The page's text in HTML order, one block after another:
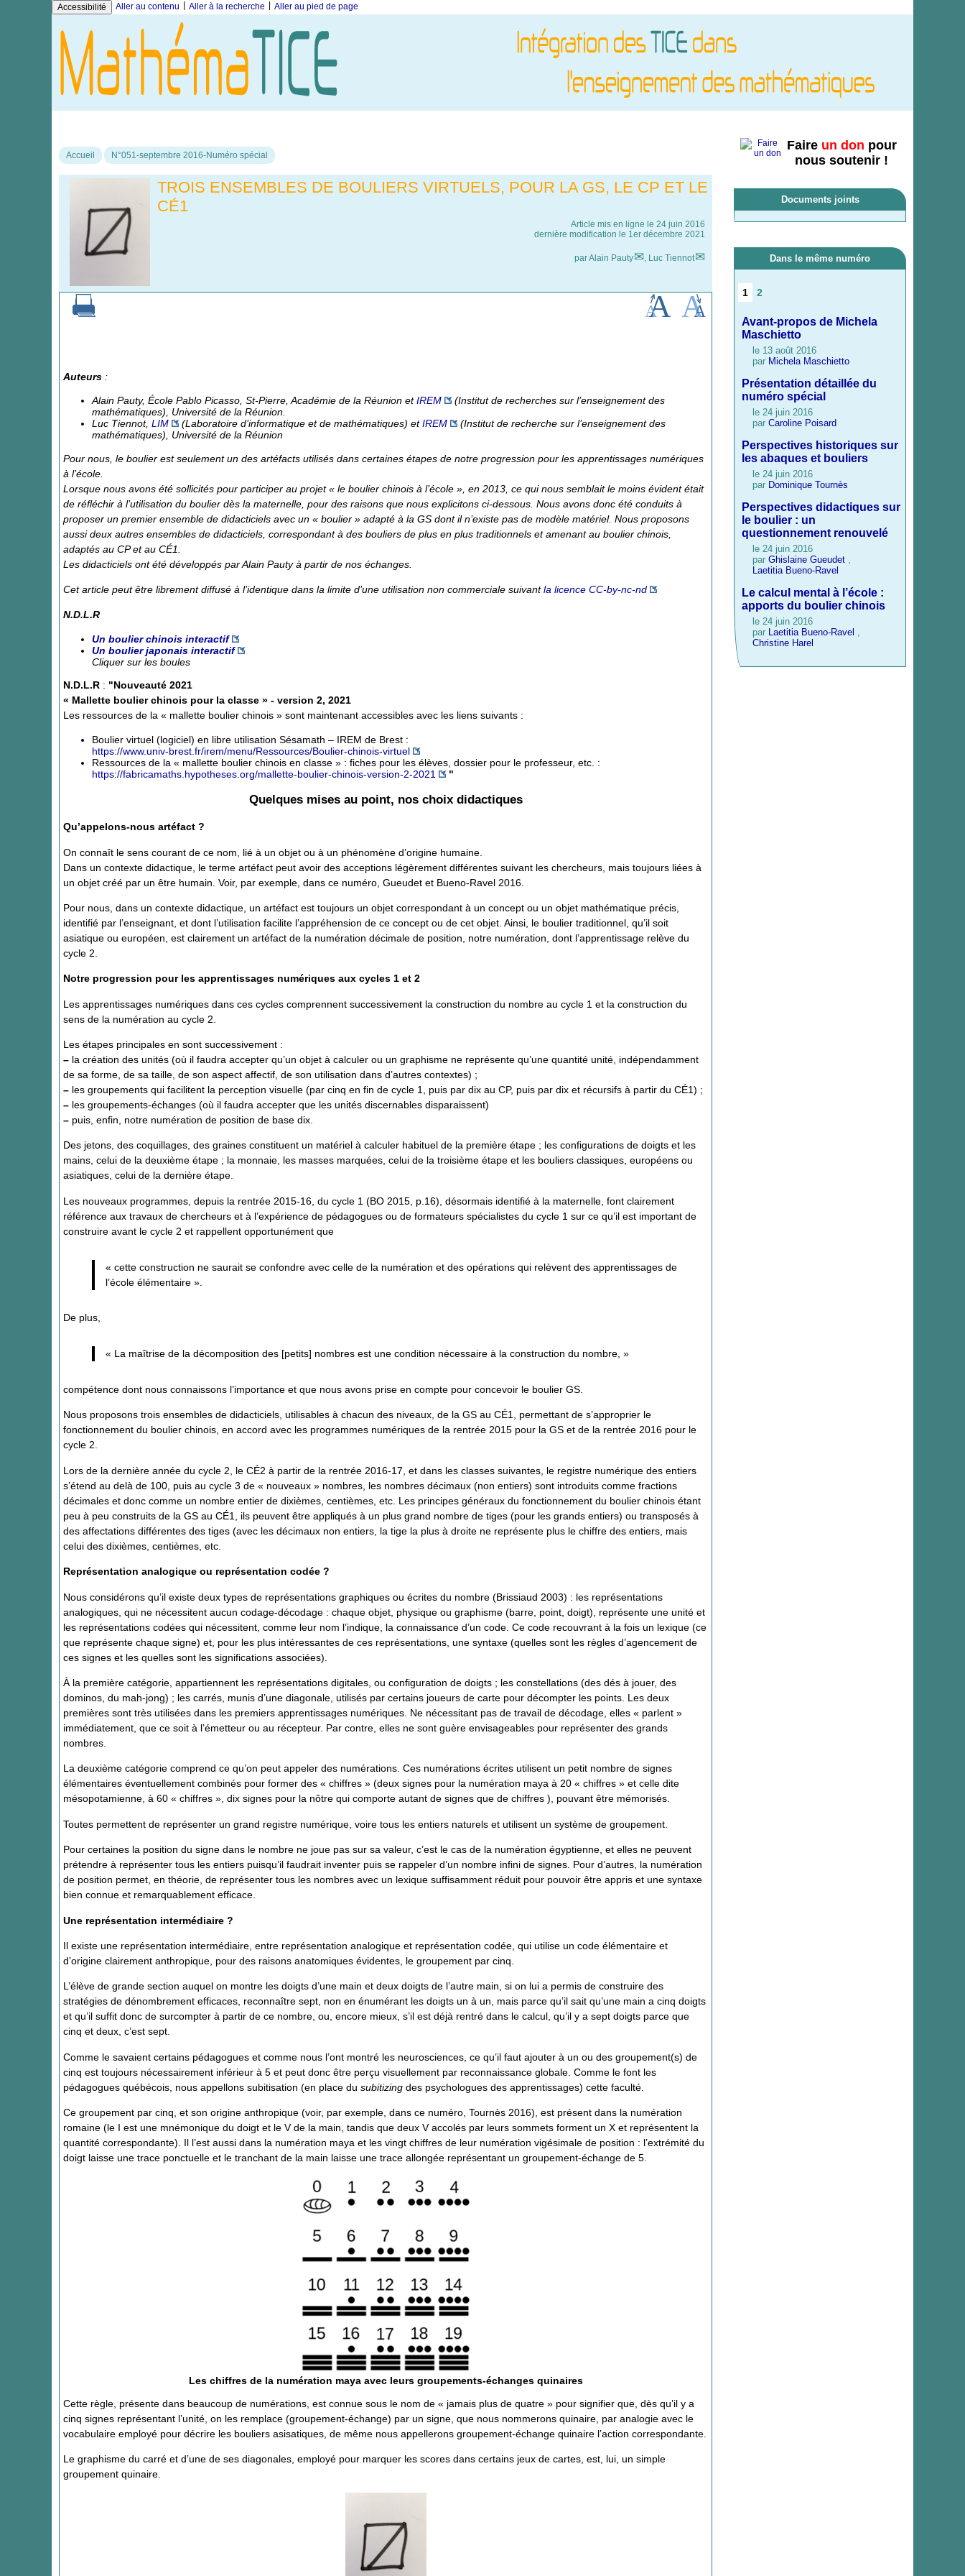
Accessibilité Aller au contenu Aller à la recherche Aller au pied de page
Accueil N°051-septembre 2016-Numéro spécial
TROIS ENSEMBLES DE BOULIERS VIRTUELS, POUR LA GS, LE CP ET LE
CÉ1
Article mis en ligne le 24 juin 2016
dernière modification le 1er décembre 2021
parAlain Pauty , Luc Tiennot
Auteurs :
Alain Pauty, École Pablo Picasso, St-Pierre, Académie de la Réunion etIREM
(Institut de recherches sur l’enseignement des
mathématiques), Université de la Réunion.
Luc Tiennot, LIM (Laboratoire d’informatique et de mathématiques) etIREM
(Institut de recherche sur l’enseignement des
mathématiques), Université de la Réunion
Pour nous, le boulier est seulementun des artéfacts utilisés dans certaines étapes de notre progression pour les apprentissages numériques
à l’école.
Lorsque nous avons été sollicités pour participer au projet « le boulier chinois à l’école », en 2013, ce qui nous semblait le moins évident était
de réfléchir à l’utilisation du boulier dès la maternelle, pour des raisons que nous explicitons ci-dessous. Nous avons donc été conduits à
proposer un premier ensemble de didacticiels avec un « boulier » adapté à la GS dont il n’existe pas de modèle matériel. Nous proposons
aussi deux autres ensembles de didacticiels, correspondant à des bouliers de plus en plus traditionnels et amenant au boulier chinois,
adaptés au CP et au CÉ1.
Les didacticiels ont été développés par Alain Pauty à partir de nos échanges.
Cet article peut être librement diffusé à l’identique dans la limite d’une utilisation non commerciale suivantla licence CC-by-nc-nd
N.D.L.R
Un boulier chinois interactif
Un boulier japonais interactif
Cliquer sur les boules
N.D.L.R : "Nouveauté 2021
« Mallette boulier chinois pour la classe » - version 2, 2021
Les ressources de la « mallette boulier chinois » sont maintenant accessibles avec les liens suivants :
Boulier virtuel (logiciel) en libre utilisation Sésamath – IREM de Brest :
https://www.univ-brest.fr/irem/menu/Ressources/Boulier-chinois-virtuel
Ressources de la « mallette boulier chinois en classe » : fiches pour les élèves, dossier pour le professeur, etc. :
https://fabricamaths.hypotheses.org/mallette-boulier-chinois-version-2-2021
"
Quelques mises au point, nos choix didactiques
Qu’appelons-nous artéfact ?
On connaît le sens courant de ce nom, lié à un objet ou à un phénomène d’origine humaine.
Dans un contexte didactique, le terme artéfact peut avoir des acceptions légèrement différentes suivant les chercheurs, mais toujours liées à
un objet créé par un être humain. Voir, par exemple, dans ce numéro, Gueudet et Bueno-Ravel 2016.
Pour nous, dans un contexte didactique, un artéfact est toujours un objet correspondant à un concept ou un objet mathématique précis,
identifié par l’enseignant, et dont l’utilisation facilite l’appréhension de ce concept ou de cet objet. Ainsi, le boulier traditionnel, qu’il soit
asiatique ou européen, est clairement un artéfact de la numération décimale de position, notre numération, dont l’apprentissage relève du
cycle 2.
Notre progression pour les apprentissages numériques aux cycles 1 et 2
Les apprentissages numériques dans ces cycles comprennent successivement la construction du nombre au cycle 1 et la construction du
sens de la numération au cycle 2.
Les étapes principales en sont successivement :
– la création des unités (où il faudra accepter qu’un objet à calculer ou un graphisme ne représente qu’une quantité unité, indépendamment
de sa forme, de sa taille, de son aspect affectif, de son utilisation dans d’autres contextes) ;
– les groupements qui facilitent la perception visuelle (par cinq en fin de cycle 1, puis par dix au CP, puis par dix et récursifs à partir du CÉ1) ;
– les groupements-échanges (où il faudra accepter que les unités discernables disparaissent)
– puis, enfin, notre numération de position de base dix.
Des jetons, des coquillages, des graines constituent un matériel à calculer habituel de la première étape ; les configurations de doigts et les
mains, celui de la deuxième étape ; la monnaie, les masses marquées, celui de la troisième étape et les bouliers classiques, européens ou
asiatiques, celui de la dernière étape.
Les nouveaux programmes, depuis la rentrée 2015-16, du cycle 1 (BO 2015, p.16), désormais identifié à la maternelle, font clairement
référence aux travaux de chercheurs et à l’expérience de pédagogues ou de formateurs spécialistes du cycle 1 sur ce qu’il est important de
construire avant le cycle 2 et rappellent opportunément que
« cette construction ne saurait se confondre avec celle de la numération et des opérations qui relèvent des apprentissages de
l’école élémentaire ».
De plus,
« La maîtrise de la décomposition des [petits] nombres est une condition nécessaire à la construction du nombre, »
compétence dont nous connaissons l’importance et que nous avons prise en compte pour concevoir le boulier GS.
Nous proposons trois ensembles de didacticiels, utilisables à chacun des niveaux, de la GS au CÉ1, permettant de s’approprier le
fonctionnement du boulier chinois, en accord avec les programmes numériques de la rentrée 2015 pour la GS et de la rentrée 2016 pour le
cycle 2.
Lors de la dernière année du cycle 2, le CÉ2 à partir de la rentrée 2016-17, et dans les classes suivantes, le registre numérique des entiers
s’étend au delà de 100, puis au cycle 3 de « nouveaux » nombres, les nombres décimaux (non entiers) sont introduits comme fractions
décimales et donc comme un nombre entier de dixièmes, centièmes, etc. Les principes généraux du fonctionnement du boulier chinois étant
peu à peu construits de la GS au CÉ1, ils peuvent être appliqués à un plus grand nombre de tiges (pour les grands entiers) ou transposés à
des affectations différentes des tiges (avec les décimaux non entiers, la tige la plus à droite ne représente plus le chiffre des entiers, mais
celui des dixièmes, centièmes, etc.
Représentation analogique ou représentation codée ?
Nous considérons qu’il existe deux types de représentations graphiques ou écrites du nombre (Brissiaud 2003) : les représentations
analogiques, qui ne nécessitent aucun codage-décodage : chaque objet, physique ou graphisme (barre, point, doigt), représente une unité et
les représentations codées qui nécessitent, comme leur nom l’indique, la connaissance d’un code. Ce code recouvrant à la fois un lexique (ce
que représente chaque signe) et, pour les plus intéressantes de ces représentations, une syntaxe (quelles sont les règles d’agencement de
ces signes et les quelles sont les significations associées).
À la première catégorie, appartiennent les représentations digitales, ou configuration de doigts ; les constellations (des dés à jouer, des
dominos, du mah-jong) ; les carrés, munis d’une diagonale, utilisés par certains joueurs de carte pour décompter les points. Les deux
premières sont très utilisées dans les premiers apprentissages numériques. Ne nécessitant pas de travail de décodage, elles « parlent »
immédiatement, que ce soit à l’émetteur ou au récepteur. Par contre, elles ne sont guère envisageables pour représenter des grands
nombres.
La deuxième catégorie comprend ce qu’on peut appeler des numérations. Ces numérations écrites utilisent un petit nombre de signes
élémentaires éventuellement combinés pour former des « chiffres » (deux signes pour la numération maya à 20 « chiffres » et celle dite
mésopotamienne, à 60 « chiffres », dix signes pour la nôtre qui comporte autant de signes que de chiffres ), pouvant être mémorisés.
Toutes permettent de représenter un grand registre numérique, voire tous les entiers naturels et utilisent un système de groupement.
Pour certaines la position du signe dans le nombre ne joue pas sur sa valeur, c’est le cas de la numération égyptienne, et elles ne peuvent
prétendre à représenter tous les entiers puisqu’il faudrait inventer puis se rappeler d’un nombre infini de signes. Pour d’autres, la numération
de position permet, en théorie, de représenter tous les nombres avec un lexique suffisamment réduit pour pouvoir être appris et une syntaxe
bien connue et remarquablement efficace.
Une représentation intermédiaire ?
Il existe une représentation intermédiaire, entre représentation analogique et représentation codée, qui utilise un code élémentaire et
d’origine clairement anthropique, pour des raisons anatomiques évidentes, le groupement par cinq.
L’élève de grande section auquel on montre les doigts d’une main et deux doigts de l’autre main, si on lui a permis de construire des
stratégies de dénombrement efficaces, reconnaître sept, non en énumérant les doigts un à un, mais parce qu’il sait qu’une main a cinq doigts
et qu’il suffit donc de surcompter à partir de ce nombre, ou, encore mieux, s’il est déjà rentré dans le calcul, qu’il y a sept doigts parce que
cinq et deux, c’est sept.
Comme le savaient certains pédagogues et comme nous l’ont montré les neurosciences, ce qu’il faut ajouter à un ou des groupement(s) de
cinq est toujours nécessairement inférieur à 5 et peut donc être perçu visuellement par reconnaissance globale. Comme le font les
pédagogues québécois, nous appellons subitisation (en place du subitizing des psychologues des apprentissages) cette faculté.
Ce groupement par cinq, et son origine anthropique (voir, par exemple, dans ce numéro, Tournès 2016), est présent dans la numération
romaine (le I est une mnémonique du doigt et le V de la main, tandis que deux V accolés par leurs sommets forment un X et représentent la
quantité correspondante). Il l’est aussi dans la numération maya et les vingt chiffres de leur numération vigésimale de position : l’extrémité du
doigt laisse une trace ponctuelle et le tranchant de la main laisse une trace allongée représentant un groupement-échange de 5.
Les chiffres de la numération maya avec leurs groupements-échanges quinaires
Cette règle, présente dans beaucoup de numérations, est connue sous le nom de « jamais plus de quatre » pour signifier que, dès qu’il y a
cinq signes représentant l’unité, on les remplace (groupement-échange) par un signe, que nous nommerons quinaire, par analogie avec le
vocabulaire employé pour décrire les bouliers asisatiques, de même nous appellerons groupement-échange quinaire l’action correspondante.
Le graphisme du carré et d’une de ses diagonales, employé pour marquer les scores dans certains jeux de cartes, est, lui, un simple
groupement quinaire.
Faire un don pour
nous soutenir !
Documents joints
Dans le même numéro
1 2
Avant-propos de Michela
Maschietto
le 13 août 2016
par Michela Maschietto
Présentation détaillée du
numéro spécial
le 24 juin 2016
par Caroline Poisard
Perspectives historiques sur
les abaques et bouliers
le 24 juin 2016
par Dominique Tournès
Perspectives didactiques sur
le boulier : un
questionnement renouvelé
le 24 juin 2016
par Ghislaine Gueudet
Laetitia Bueno-Ravel
Le calcul mental à l’école :
apports du boulier chinois
le 24 juin 2016
par Laetitia Bueno-Ravel
Christine Harel